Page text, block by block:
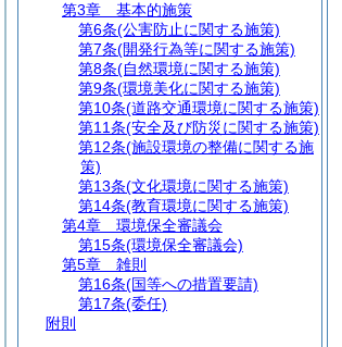
第3章
基本的施策
第6条(公害防止に関する施策)
第7条(開発行為等に関する施策)
第8条(自然環境に関する施策)
第9条(環境美化に関する施策)
第10条(道路交通環境に関する施策)
第11条(安全及び防災に関する施策)
第12条(施設環境の整備に関する施
策)
第13条(文化環境に関する施策)
第14条(教育環境に関する施策)
第4章
環境保全審議会
第15条(環境保全審議会)
第5章
雑則
第16条(国等への措置要請)
第17条(委任)
附則